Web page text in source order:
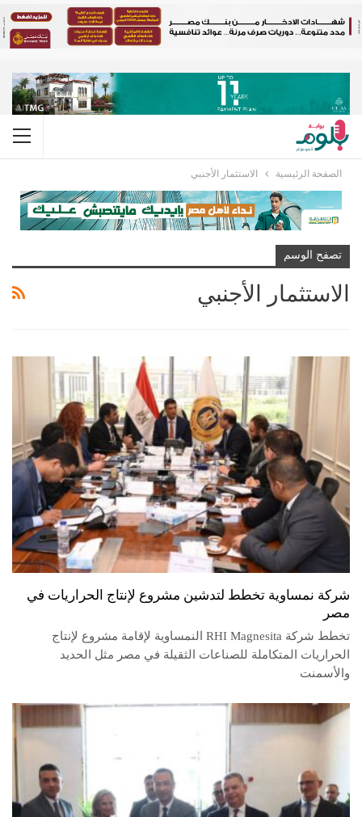
الصفحة الرئيسية الاستثمار الأجنبي
تصفح الوسم
الاستثمار الأجنبي
شركة نمساوية تخطط لتدشين مشروع لإنتاج الحراريات في
مصر
تخطط شركة RHI Magnesita النمساوية لإقامة مشروع لإنتاج
الحراريات المتكاملة للصناعات الثقيلة في مصر مثل الحديد
والأسمنت